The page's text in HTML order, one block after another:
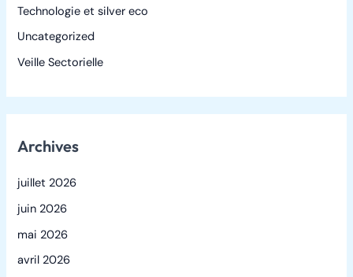
Technologie et silver eco
Uncategorized
Veille Sectorielle
Archives
juillet 2026
juin 2026
mai 2026
avril 2026